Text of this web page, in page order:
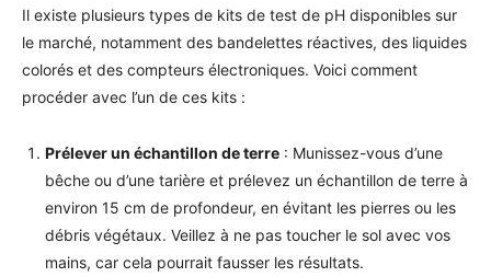
Il existe plusieurs types de kits de test de pH disponibles sur
le marché, notamment des bandelettes réactives, des liquides
colorés et des compteurs électroniques. Voici comment
procéder avec l’un de ces kits :
Prélever un échantillon de terre : Munissez-vous d’une
bêche ou d’une tarière et prélevez un échantillon de terre à
environ 15 cm de profondeur, en évitant les pierres ou les
débris végétaux. Veillez à ne pas toucher le sol avec vos
mains, car cela pourrait fausser les résultats.